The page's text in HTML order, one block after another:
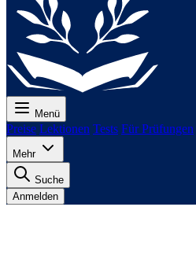
Menü
Preise Lektionen Tests Für Prüfungen
Mehr
Suche
Anmelden